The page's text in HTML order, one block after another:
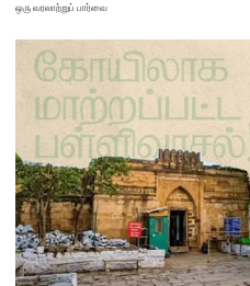
ஒரு வரலாற்றுப் பார்வை